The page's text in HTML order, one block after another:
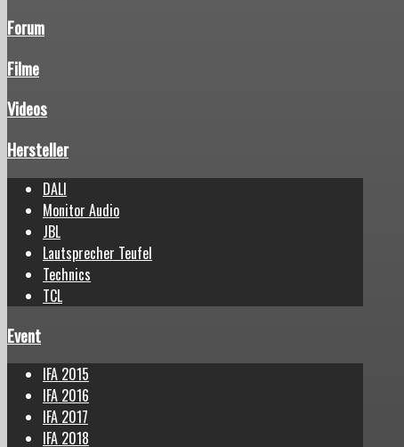
Forum
Filme
Videos
Hersteller
DALI
Monitor Audio
JBL
Lautsprecher Teufel
Technics
TCL
Event
IFA 2015
IFA 2016
IFA 2017
IFA 2018